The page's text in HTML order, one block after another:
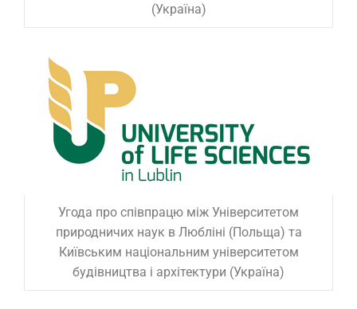
(Україна)
Угода про співпрацю між Університетом
природничих наук в Любліні (Польща) та
Київським національним університетом
будівництва і архітектури (Україна)